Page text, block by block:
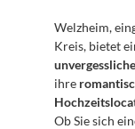
Welzheim,
Kreis, bietet
ihre
Ob Sie sich